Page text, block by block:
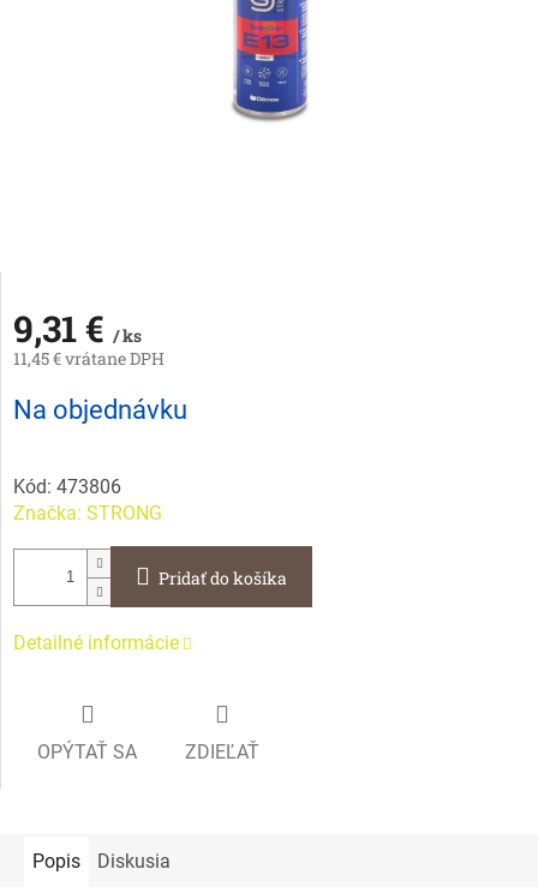
9,31 € / ks
11,45 € vrátane DPH
Jednotková
cena:
Na objednávku
Kód: 473806
Značka: STRONG
Pridať do košíka
Detailné informácie
OPÝTAŤ SA ZDIEĽAŤ
Popis Diskusia